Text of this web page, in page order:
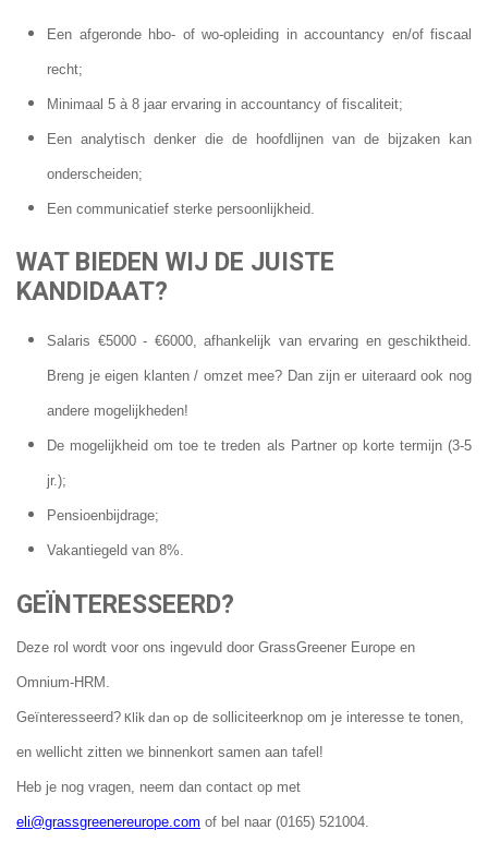
Een afgeronde hbo- of wo-opleiding in accountancy en/of fiscaal
recht;
Minimaal 5 à 8 jaar ervaring in accountancy of fiscaliteit;
Een analytisch denker die de hoofdlijnen van de bijzaken kan
onderscheiden;
Een communicatief sterke persoonlijkheid.
WAT BIEDEN WIJ DE JUISTE
KANDIDAAT?
Salaris €5000 - €6000, afhankelijk van ervaring en geschiktheid.
Breng je eigen klanten / omzet mee? Dan zijn er uiteraard ook nog
andere mogelijkheden!
De mogelijkheid om toe te treden als Partner op korte termijn (3-5
jr.);
Pensioenbijdrage;
Vakantiegeld van 8%.
GEÏNTERESSEERD?
Deze rol wordt voor ons ingevuld door GrassGreener Europe en
Omnium-HRM.
Geïnteresseerd? Klik dan op de solliciteerknop om je interesse te tonen,
en wellicht zitten we binnenkort samen aan tafel!
Heb je nog vragen, neem dan contact op met
eli@grassgreenereurope.com of bel naar (0165) 521004.